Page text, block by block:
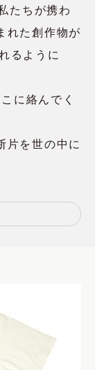
たちが携わ
れた創作物が
るように
に絡んでく
片を世の中に